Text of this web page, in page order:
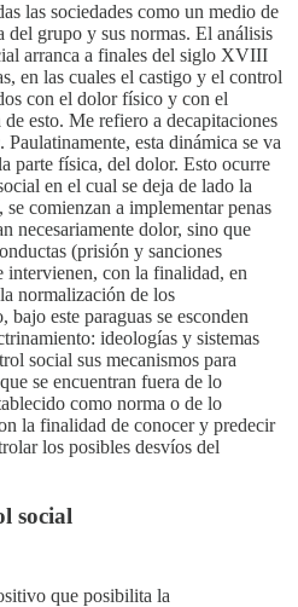
las sociedades como un medio de
grupo y sus normas. El análisis
arranca a finales del siglo XVIII
en las cuales el castigo y el control
con el dolor físico y con el
esto. Me refiero a decapitaciones
esta dinámica se va
parte física, del dolor. Esto ocurre
en el cual se deja de lado la
comienzan a implementar penas
necesariamente dolor, sino que
(prisión y sanciones
intervienen, con la finalidad, en
normalización de los
este paraguas se esconden
ideologías y sistemas
social sus mecanismos para
se encuentran fuera de lo
como norma o de lo
la finalidad de conocer y predecir
los posibles desvíos del
social
que posibilita la